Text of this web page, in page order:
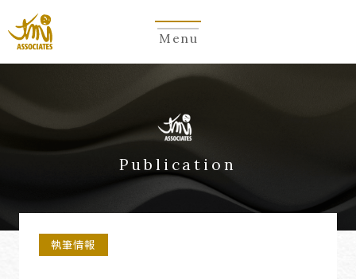
Menu
Publication
執筆情報